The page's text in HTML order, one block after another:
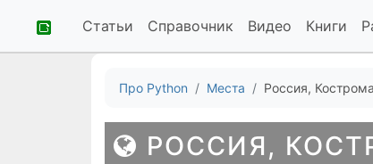
Статьи Справочник Видео Книги
Про Python Места Россия, Кострома
РОССИЯ,